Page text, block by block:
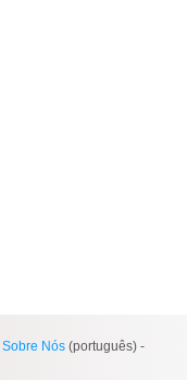
Sobre Nós (português) -